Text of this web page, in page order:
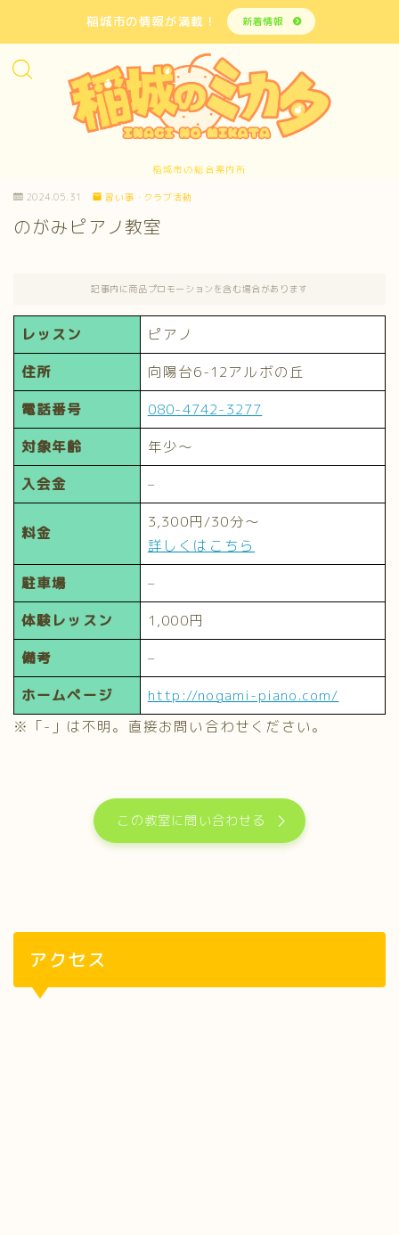
稲城市の情報が満載！ 新着情報
稲城市の総合案内所
2024.05.31 習い事・クラブ活動
のがみピアノ教室
記事内に商品プロモーションを含む場合があります
レッスン
ピアノ
住所
向陽台6-12アルボの丘
電話番号
080-4742-3277
対象年齢
年少～
入会金
–
料金
3,300円/30分～
詳しくはこちら
駐車場
–
体験レッスン
1,000円
備考
–
ホームページ
http://nogami-piano.com/
※「-」は不明。直接お問い合わせください。
この教室に問い合わせる
アクセス